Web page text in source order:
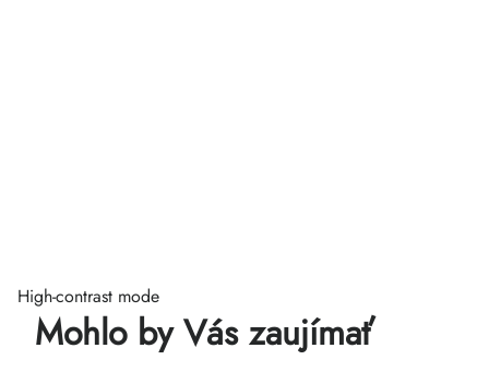
High-contrast mode
Mohlo by Vás zaujímať